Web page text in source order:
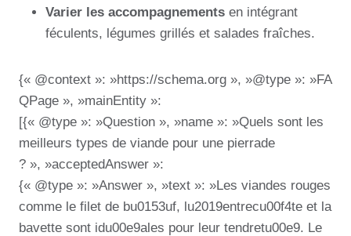
Varier les accompagnements en intégrant
féculents, légumes grillés et salades fraîches.
{« @context »: »https://schema.org », »@type »: »FA
QPage », »mainEntity »:
[{« @type »: »Question », »name »: »Quels sont les
meilleurs types de viande pour une pierrade
? », »acceptedAnswer »:
{« @type »: »Answer », »text »: »Les viandes rouges
comme le filet de bu0153uf, lu2019entrecu00f4te et la
bavette sont idu00e9ales pour leur tendretu00e9. Le